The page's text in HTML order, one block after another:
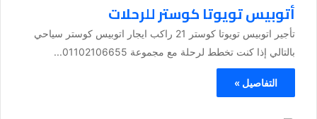
أتوبيس تويوتا كوستر للرحلات
تأجير اتوبيس تويوتا كوستر 21 راكب ايجار اتوبيس كوستر سياحي
بالتالي إذا كنت تخطط لرحلة مع مجموعة 01102106655...
التفاصيل »